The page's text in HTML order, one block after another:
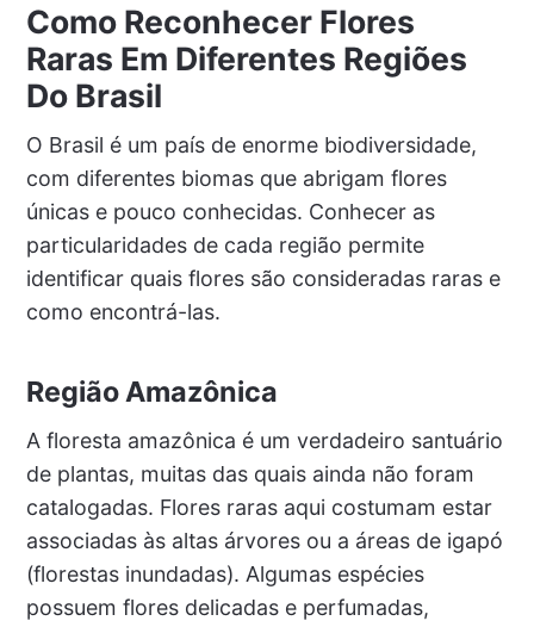
Como Reconhecer Flores
Raras Em Diferentes Regiões
Do Brasil
O Brasil é um país de enorme biodiversidade,
com diferentes biomas que abrigam flores
únicas e pouco conhecidas. Conhecer as
particularidades de cada região permite
identificar quais flores são consideradas raras e
como encontrá-las.
Região Amazônica
A floresta amazônica é um verdadeiro santuário
de plantas, muitas das quais ainda não foram
catalogadas. Flores raras aqui costumam estar
associadas às altas árvores ou a áreas de igapó
(florestas inundadas). Algumas espécies
possuem flores delicadas e perfumadas,